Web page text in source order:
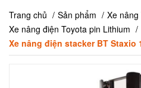
Trang chủ Sản phẩm Xe nâng
Xe nâng điện Toyota pin Lithium
Xe nâng điện stacker BT Staxio